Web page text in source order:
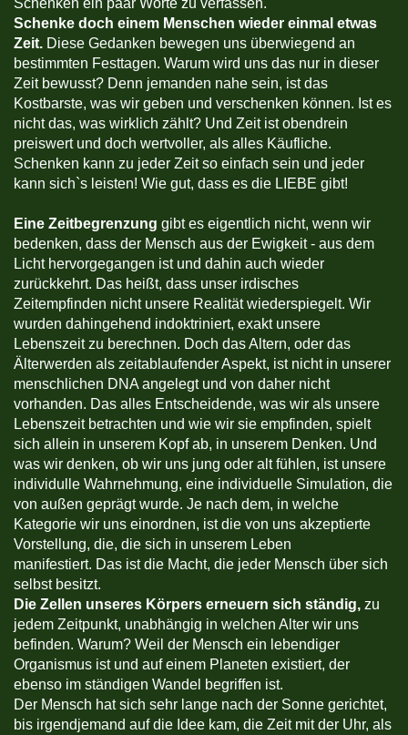
Schenke doch einem Menschen wieder einmal etwas
Zeit. Diese Gedanken bewegen uns überwiegend an
bestimmten Festtagen. Warum wird uns das nur in dieser
Zeit bewusst? Denn jemanden nahe sein, ist das
Kostbarste, was wir geben und verschenken können. Ist es
nicht das, was wirklich zählt? Und Zeit ist obendrein
preiswert und doch wertvoller, als alles Käufliche.
Schenken kann zu jeder Zeit so einfach sein und jeder
kann sich`s leisten! Wie gut, dass es die LIEBE gibt!
Eine Zeitbegrenzung gibt es eigentlich nicht, wenn wir
bedenken, dass der Mensch aus der Ewigkeit - aus dem
Licht hervorgegangen ist und dahin auch wieder
zurückkehrt. Das heißt, dass unser irdisches
Zeitempfinden nicht unsere Realität wiederspiegelt. Wir
wurden dahingehend indoktriniert, exakt unsere
Lebenszeit zu berechnen. Doch das Altern, oder das
Älterwerden als zeitablaufender Aspekt, ist nicht in unserer
menschlichen DNA angelegt und von daher nicht
vorhanden. Das alles Entscheidende, was wir als unsere
Lebenszeit betrachten und wie wir sie empfinden, spielt
sich allein in unserem Kopf ab, in unserem Denken. Und
was wir denken, ob wir uns jung oder alt fühlen, ist unsere
individulle Wahrnehmung, eine individuelle Simulation, die
von außen geprägt wurde. Je nach dem, in welche
Kategorie wir uns einordnen, ist die von uns akzeptierte
Vorstellung, die, die sich in unserem Leben
manifestiert. Das ist die Macht, die jeder Mensch über sich
selbst besitzt.
Die Zellen unseres Körpers erneuern sich ständig, zu
jedem Zeitpunkt, unabhängig in welchen Alter wir uns
befinden. Warum? Weil der Mensch ein lebendiger
Organismus ist und auf einem Planeten existiert, der
ebenso im ständigen Wandel begriffen ist.
Der Mensch hat sich sehr lange nach der Sonne gerichtet,
bis irgendjemand auf die Idee kam, die Zeit mit der Uhr, als